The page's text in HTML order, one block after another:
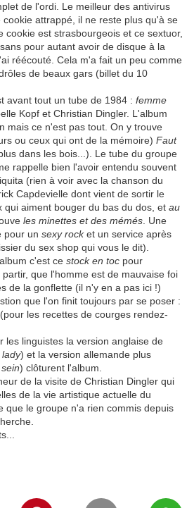
de l'ordi. Le meilleur des antivirus
attrappé, il ne reste plus qu'à se
cookie est strasbourgeois et ce sextuor,
pour autant avoir de disque à la
réécouté. Cela m'a fait un peu comme
de beaux gars (billet du 10
avant tout un tube de 1984 : femme
Kopf et Christian Dingler. L'album
mais ce n'est pas tout. On y trouve
ou ceux qui ont de la mémoire) Faut
dans les bois...). Le tube du groupe
rappelle bien l'avoir entendu souvent
(rien à voir avec la chanson du
Capdevielle dont vient de sortir le
qui aiment bouger du bas du dos, et au
les minettes et des mémés . Une
pour un sexy rocket un service après
du sex shop qui vous le dit).
c'est ce stock en toc pour
que l'homme est de mauvaise foi
de la gonflette (il n'y en a pas ici !)
que l'on finit toujours par se poser :
(pour les recettes de courges rendez-
les linguistes la version anglaise de
) et la version allemande plus
) clôturent l'album.
de la visite de Christian Dingler qui
de la vie artistique actuelle du
que le groupe n'a rien commis depuis